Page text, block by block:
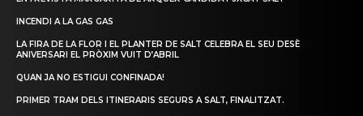
INCENDI A LA GAS GAS
LA FIRA DE LA FLOR I EL PLANTER DE SALT CELEBRA EL SEU DESÈ
ANIVERSARI EL PRÒXIM VUIT D’ABRIL
QUAN JA NO ESTIGUI CONFINADA!
PRIMER TRAM DELS ITINERARIS SEGURS A SALT, FINALITZAT.